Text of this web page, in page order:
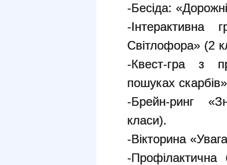
-Бесіда:
-
Світлофора» (2
-Квест-гра з
пошуках
-Брейн-ринг
класи).
-Вікторина
-